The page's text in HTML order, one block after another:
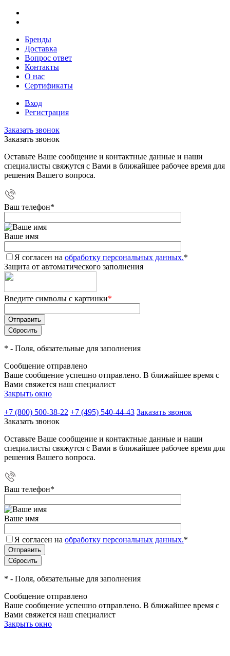
Бренды
Доставка
Вопрос ответ
Контакты
О нас
Сертификаты
Вход
Регистрация
Заказать звонок
Заказать звонок
Оставьте Ваше сообщение и контактные данные и наши
специалисты свяжутся с Вами в ближайшее рабочее время для
решения Вашего вопроса.
Ваш телефон*
Ваше имя
Я согласен на обработку персональных данных.*
Защита от автоматического заполнения
Введите символы с картинки*
* - Поля, обязательные для заполнения
Сообщение отправлено
Ваше сообщение успешно отправлено. В ближайшее время с
Вами свяжется наш специалист
Закрыть окно
+7 (800) 500-38-22 +7 (495) 540-44-43 Заказать звонок
Заказать звонок
Оставьте Ваше сообщение и контактные данные и наши
специалисты свяжутся с Вами в ближайшее рабочее время для
решения Вашего вопроса.
Ваш телефон*
Ваше имя
Я согласен на обработку персональных данных.*
* - Поля, обязательные для заполнения
Сообщение отправлено
Ваше сообщение успешно отправлено. В ближайшее время с
Вами свяжется наш специалист
Закрыть окно